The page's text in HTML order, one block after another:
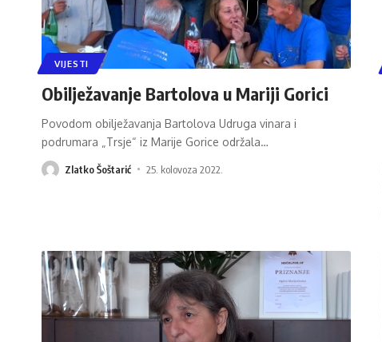
VIJESTI
Obilježavanje Bartolova u Mariji Gorici
Povodom obilježavanja Bartolova Udruga vinara i
podrumara „Trsje“ iz Marije Gorice održala…
Zlatko Šoštarić 25. kolovoza 2022.